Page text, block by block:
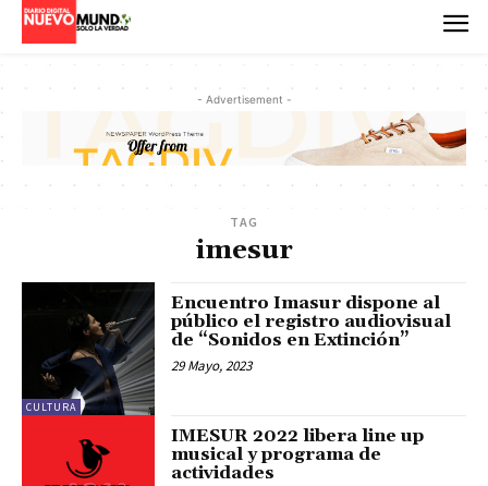
- Advertisement -
TAG
imesur
CULTURA
Encuentro Imasur dispone al
público el registro audiovisual
de “Sonidos en Extinción”
29 Mayo, 2023
IMESUR 2022 libera line up
musical y programa de
actividades